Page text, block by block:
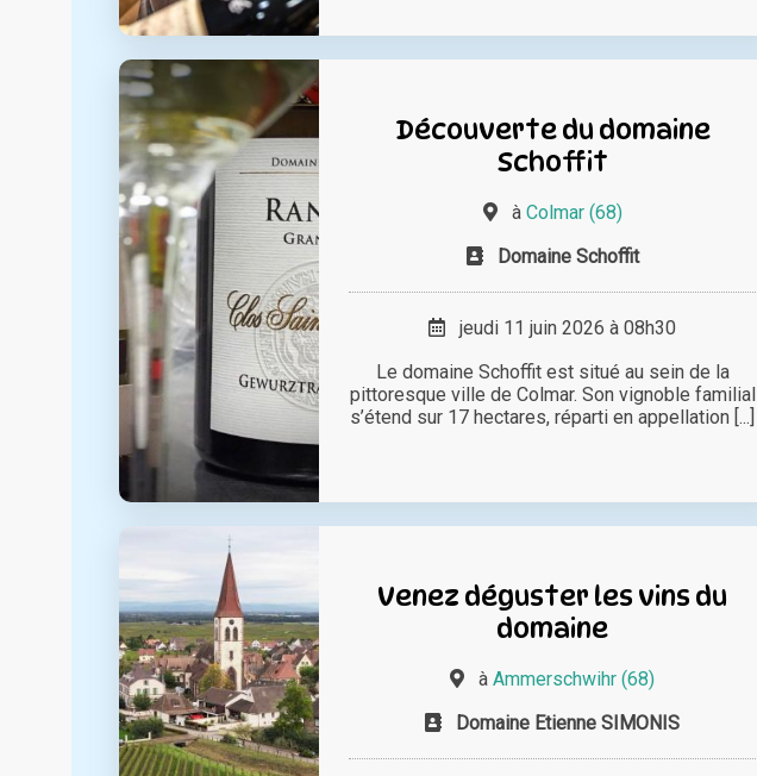
Découverte du domaine
Schoffit
à Colmar (68)
Domaine Schoffit
jeudi 11 juin 2026 à 08h30
Le domaine Schoffit est situé au sein de la
pittoresque ville de Colmar. Son vignoble familial
s’étend sur 17 hectares, réparti en appellation [...]
Venez déguster les vins du
domaine
àAmmerschwihr (68)
Domaine Etienne SIMONIS